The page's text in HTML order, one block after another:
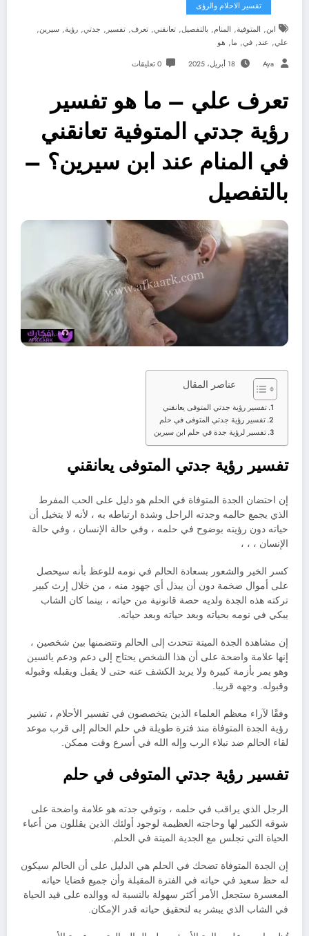
تفسير الاحلام والرؤى
ابن, المتوفية, المنام, بالتفصيل, تعانقني, تعرف, تفسير , جدتي, رؤية, سيرين,
علي, عند, في, ما, هو
Aya 18 أبريل، 2025 0 تعليقات
تعرف علي – ما هو تفسير
رؤية جدتي المتوفية تعانقني
في المنام عند ابن سيرين؟ –
بالتفصيل
عناصر المقال
تفسير رؤية جدتي المتوفى يعانقني
تفسير رؤية جدتي المتوفى في حلم
تفسير لرؤية جدة في حلم ابن سيرين
تفسير رؤية جدتي المتوفى يعانقني
إن احتضان الجدة المتوفاة في الحلم هو دليل على الحب المفرط
الذي يجمع حالمه وجدته الراحل وشدة ارتباطه به ، لأنه لا يتخيل أن
حياته دون رؤيته بوضوح في حلمه ، وفي حالة الإنسان ، وفي حالة
الإنسان ، ، ،
كسر الخير والشعور بسعادة الحالم في نومه للوعظ بأنه سيحصل
على أموال ضخمة دون أن يبذل أي جهود منه ، من خلال إرث كبير
تركته هذه الجدة ولديه حصة قانونية من حياته ، بينما كان الشاب
يبكي في نومه بحياته وبعد حياته وبعد حياته.
إن مشاهدة الجدة الميتة تتحدث إلى الحالم وتتضمنها بين شخصين ،
إنها علامة واضحة على أن هذا الشخص يحتاج إلى دعم ودعم يائسين
وهو يمر بأزمة كبيرة ولا يريد الكشف عنه حتى لا يقبل ويقبله وقبوله
وقبوله. وجهه قريبا.
وفقًا لآراء معظم العلماء الذين يتخصصون في تفسير الأحلام ، تشير
رؤية الجدة المتوفاة منذ فترة طويلة في حلم الحالم إلى قرب موعد
لقاء الحالم ضد نبلاء الرب وإله الله في أسرع وقت ممكن.
تفسير رؤية جدتي المتوفى في حلم
الرجل الذي يراقب في حلمه ، وتوفي جدته هو علامة واضحة على
شوقه الكبير لها وحاجته العظيمة لوجود أولئك الذين يقللون من أعباء
الحياة التي تجلس مع الجدية الميتة في الحلم.
إن الجدة المتوفاة تضحك في الحلم هي الدليل على أن الحالم سيكون
له حظ سعيد في حياته في الفترة المقبلة وأن جميع قضايا حياته
المعسرة ستجعل الأمر أكثر سهولة بالنسبة له ووالده على قيد الحياة
في الشاب الذي يبشر به لتحقيق حياته قدر الإمكان.